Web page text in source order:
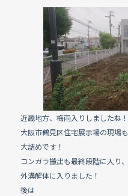
c
e
b
o
o
k
e
近畿地方、梅雨入りしましたね！
大阪市鶴見区住宅展示場の現場も
大詰めです！
コンガラ搬出も最終段階に入り、
外溝解体に入りました！
後は